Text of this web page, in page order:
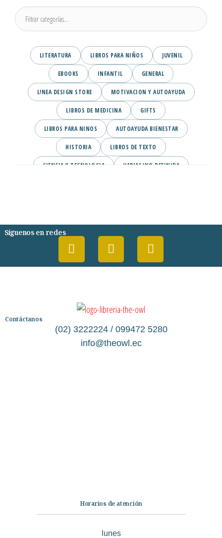
LITERATURA LIBROS PARA NIÑOS JUVENIL
EBOOKS INFANTIL GENERAL
L!NEA DESIGN STORE MOTIVACION Y AUTOAYUDA
LIBROS DE MEDICINA GIFTS
LIBROS PARA NINOS AUTOAYUDA BIENESTAR
HISTORIA LIBROS DE TEXTO
CIENCIA Y TECNOLOGIA VARIAS/NO DEFINIDA
Síguenos en redes
Contáctanos
(02) 3222224 / 099472 5280
info@theowl.ec
Horarios de atención
lunes